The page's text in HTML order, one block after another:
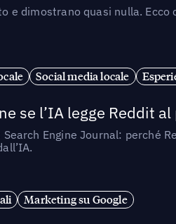
e dimostrano quasi nulla.
Social media locale
se l’IA legge Reddit
Engine Journal: perché
Marketing su Google